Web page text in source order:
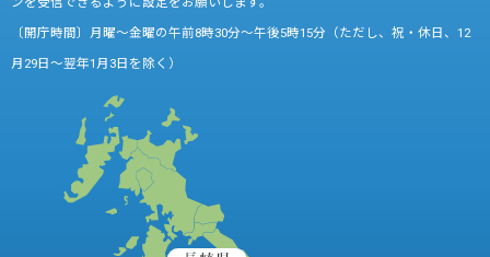
〔開庁時間〕月曜～金曜の午前8時30分～午後5時15分（ただし、祝・休日、12
月29日～翌年1月3日を除く）